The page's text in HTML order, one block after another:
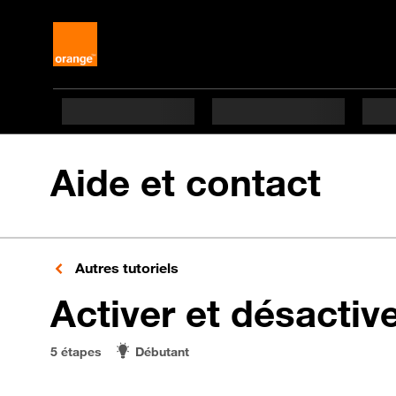
Aide et contact
Autres tutoriels
Activer et
5 étapes Débutant